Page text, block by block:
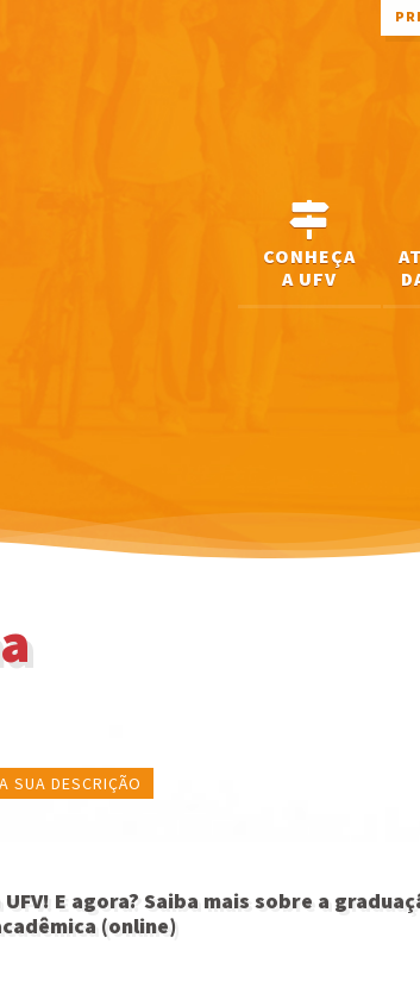
CONHEÇA
A UFV
SUA DESCRIÇÃO
E agora? Saiba mais sobre a
(online)